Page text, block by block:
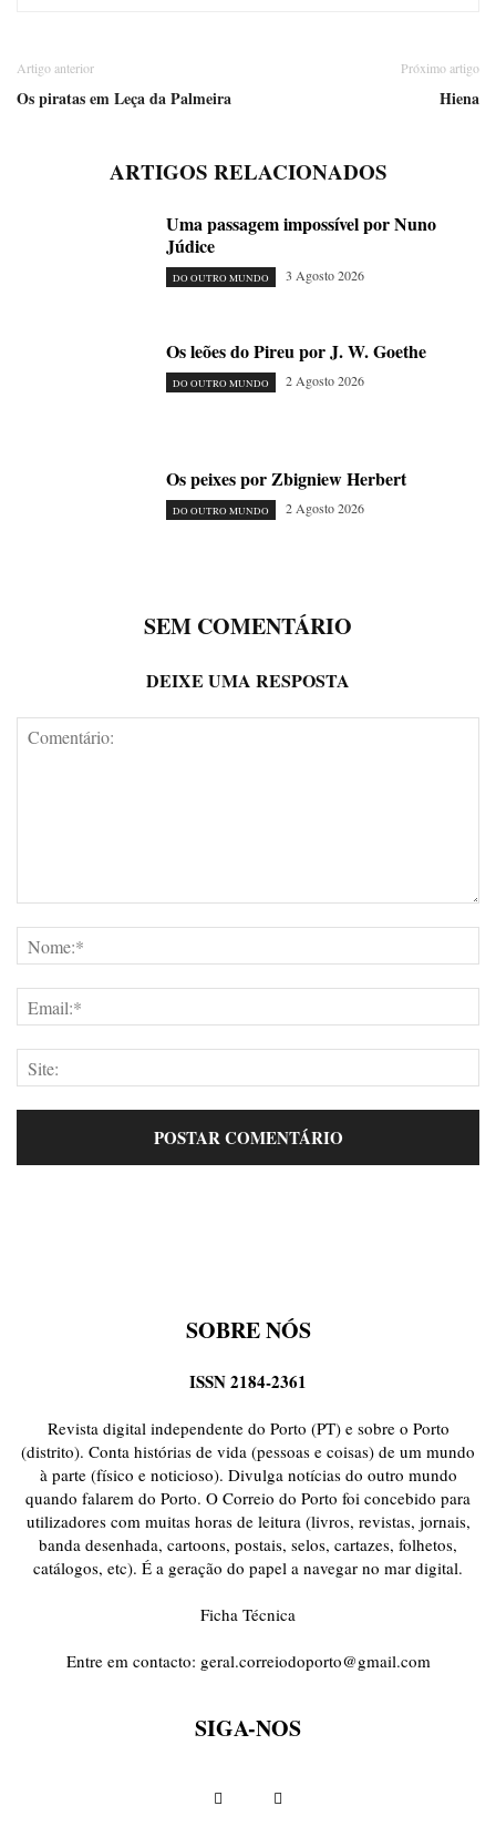
Artigo anterior
Os piratas em Leça da Palmeira
Próximo artigo
Hiena
ARTIGOS RELACIONADOS
Uma passagem impossível por Nuno
Júdice
DO OUTRO MUNDO 3 Agosto 2026
Os leões do Pireu por J. W. Goethe
DO OUTRO MUNDO 2 Agosto 2026
Os peixes por Zbigniew Herbert
DO OUTRO MUNDO 2 Agosto 2026
SEM COMENTÁRIO
DEIXE UMA RESPOSTA
SOBRE NÓS
ISSN 2184-2361
Revista digital independente do Porto (PT) e sobre o Porto
(distrito). Conta histórias de vida (pessoas e coisas) de um mundo
à parte (físico e noticioso). Divulga notícias do outro mundo
quando falarem do Porto. O Correio do Porto foi concebido para
utilizadores com muitas horas de leitura (livros, revistas, jornais,
banda desenhada, cartoons, postais, selos, cartazes, folhetos,
catálogos, etc). É a geração do papel a navegar no mar digital.
Ficha Técnica
Entre em contacto: geral.correiodoporto@gmail.com
SIGA-NOS